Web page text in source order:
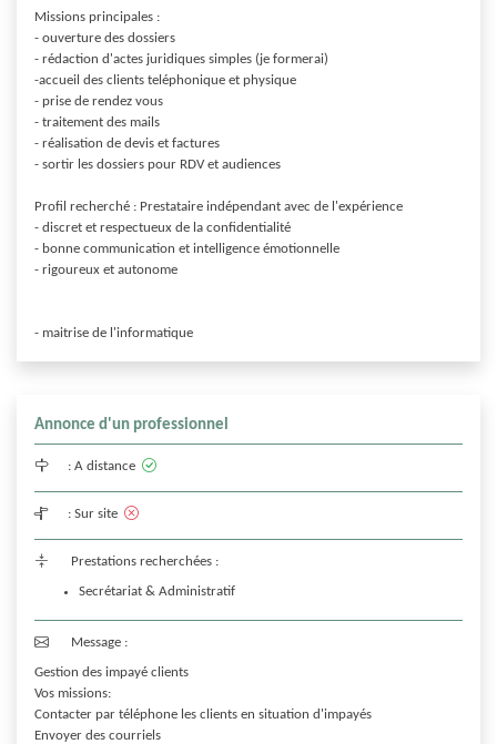
Missions principales :
- ouverture des dossiers
- rédaction d'actes juridiques simples (je formerai)
-accueil des clients teléphonique et physique
- prise de rendez vous
- traitement des mails
- réalisation de devis et factures
- sortir les dossiers pour RDV et audiences
Profil recherché : Prestataire indépendant avec de l'expérience
- discret et respectueux de la confidentialité
- bonne communication et intelligence émotionnelle
- rigoureux et autonome
- maitrise de l'informatique
Annonce d'un professionnel
: A distance
: Sur site
Prestations recherchées :
Secrétariat & Administratif
Message :
Gestion des impayé clients
Vos missions:
Contacter par téléphone les clients en situation d'impayés
Envoyer des courriels